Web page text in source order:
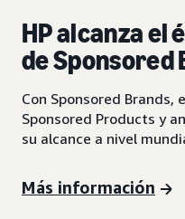
HP alcanza el
de Sponsored
Con Sponsored Brands,
Sponsored Products y
su alcance a nivel
Más información